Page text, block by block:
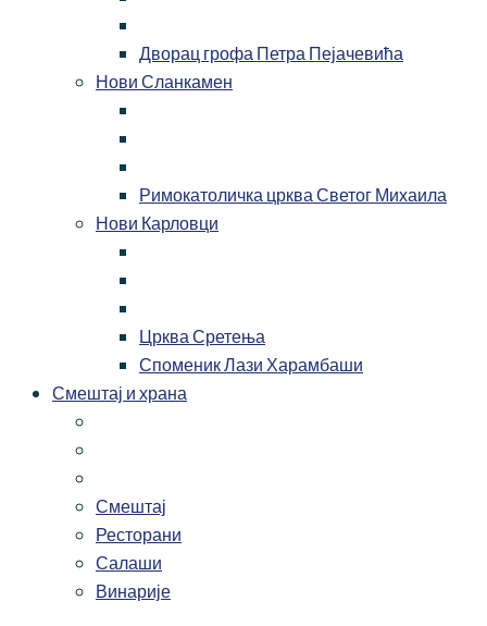
Дворац грофа Петра Пејачевића
Нови Сланкамен
Римокатоличка црква Светог Михаила
Нови Карловци
Црква Сретења
Споменик Лази Харамбаши
Смештај и храна
Смештај
Ресторани
Салаши
Винарије